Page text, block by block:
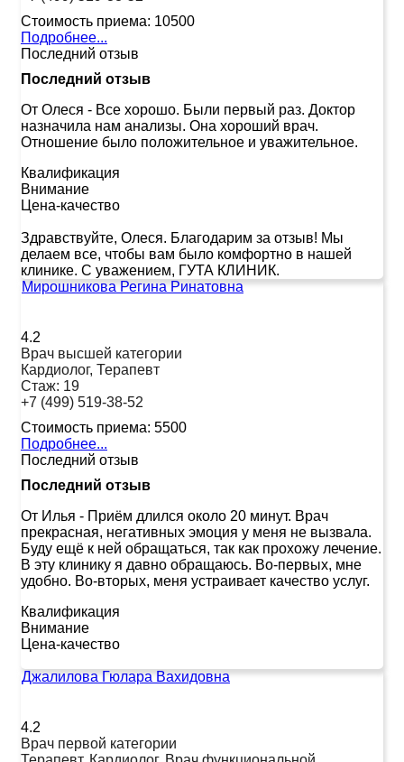
Стоимость приема: 10500
Подробнее...
Последний отзыв
Последний отзыв
От Олеся - Все хорошо. Были первый раз. Доктор
назначила нам анализы. Она хороший врач.
Отношение было положительное и уважительное.
Квалификация
Внимание
Цена-качество
Здравствуйте, Олеся. Благодарим за отзыв! Мы
делаем все, чтобы вам было комфортно в нашей
клинике. С уважением, ГУТА КЛИНИК.
Мирошникова Регина Ринатовна
4.2
Врач высшей категории
Кардиолог, Терапевт
Стаж: 19
+7 (499) 519-38-52
Стоимость приема: 5500
Подробнее...
Последний отзыв
Последний отзыв
От Илья - Приём длился около 20 минут. Врач
прекрасная, негативных эмоция у меня не вызвала.
Буду ещё к ней обращаться, так как прохожу лечение.
В эту клинику я давно обращаюсь. Во-первых, мне
удобно. Во-вторых, меня устраивает качество услуг.
Квалификация
Внимание
Цена-качество
Джалилова Гюлара Вахидовна
4.2
Врач первой категории